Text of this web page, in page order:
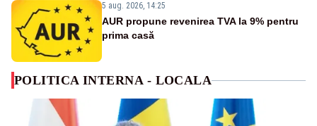
5 aug. 2026, 14:25
AUR propune revenirea TVA la 9% pentru
prima casă
POLITICA INTERNA - LOCALA